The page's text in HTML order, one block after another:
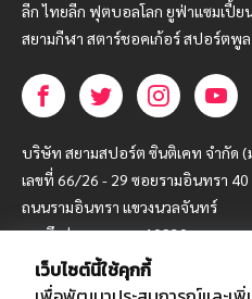
ลีก ไทยลีก ฟุตบอลโลก ยูฟ่าแซมเปี้ย
สยามกีฬา สตาร์ชอคเก้อร์ สปอร์ตพูล
บริษัท สยามสปอร์ต ซินติเคท จำกัด
เลขที่ 66/26 - 29 ซอยรามอินทรา 40
ถนนรามอินทรา แขวงนวลจันทร์
เขตบึงกุ่ม กรุงเทพฯ 10230
โทร : 02-5088-000
เว็บไซต์นี้ใช้คุกกี้